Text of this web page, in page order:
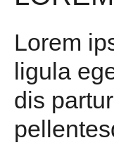
Lorem
ligula
dis